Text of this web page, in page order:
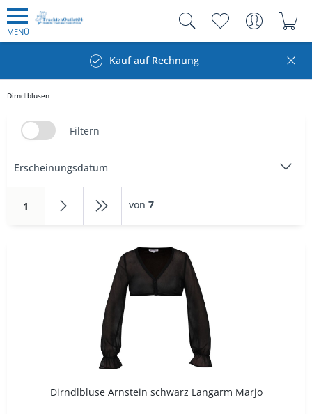
MENÜ
Kauf auf Rechnung
Dirndlblusen
Filtern
1 von 7
Dirndlbluse Arnstein schwarz Langarm Marjo